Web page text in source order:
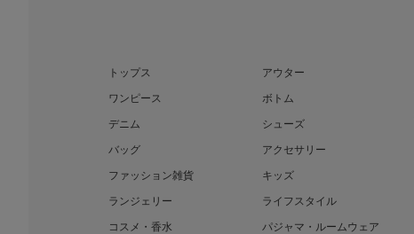
トップス
アウター
ワンピース
ボトム
デニム
シューズ
バッグ
アクセサリー
ファッション雑貨
キッズ
ランジェリー
ライフスタイル
コスメ・香水
パジャマ・ルームウェア